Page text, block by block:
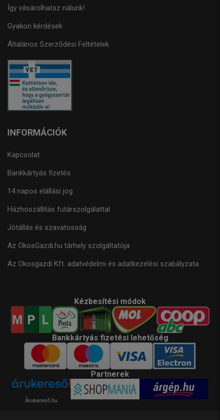
Így vásárolhatsz nálunk!
Gyakori kérdések
Általános Szerződési Feltételek
INFORMÁCIÓK
Kapcsolat
Bankkártyás fizetés
14 napos elállási jog
Házhoszállítás futárszolgálattal
Jótállás és szavatosság
Az OkosGazdi.hu tárhely szolgáltatója
Az Okosgazdi Kft. adatvédelmi és adatkezelési szabályzata
Kézbesítési módok
Bankkártyás fizetési lehetőség
Partnerek
Árukereső.hu